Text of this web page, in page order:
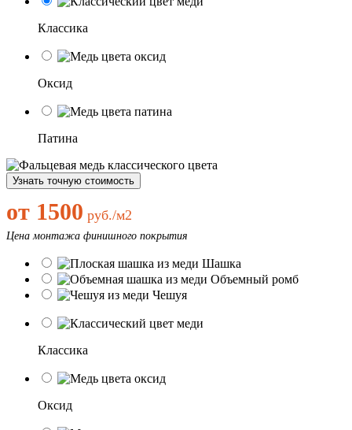
Классика
Оксид
Патина
Узнать точную стоимость
от 1500 руб./м2
Цена монтажа финишного покрытия
Шашка
Объемный ромб
Чешуя
Классика
Оксид